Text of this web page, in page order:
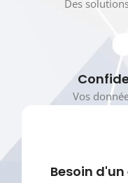
Des
Vos
Besoin